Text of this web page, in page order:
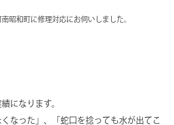
昭和町に修理対応にお伺いしました。
になります。
くなった」、「蛇口を捻っても水が出てこ